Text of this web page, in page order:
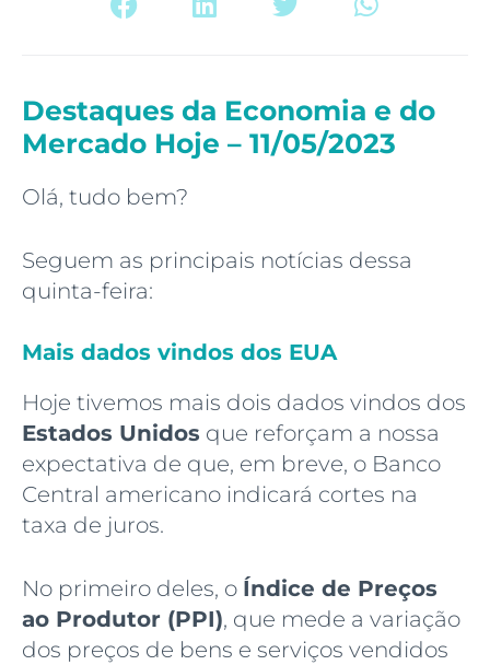
Destaques da Economia e do
Mercado Hoje – 11/05/2023
Olá, tudo bem?
Seguem as principais notícias dessa
quinta-feira:
Mais dados vindos dos EUA
Hoje tivemos mais dois dados vindos dos
Estados Unidos que reforçam a nossa
expectativa de que, em breve, o Banco
Central americano indicará cortes na
taxa de juros.
No primeiro deles, o Índice de Preços
ao Produtor (PPI), que mede a variação
dos preços de bens e serviços vendidos